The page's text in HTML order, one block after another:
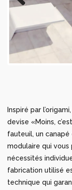
Inspiré par
devise «Moins,
fauteuil, un
modulaire qui
nécessités
fabrication utilisé
technique qui